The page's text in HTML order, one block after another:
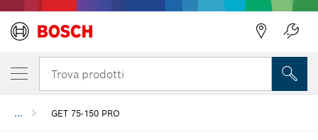
Trova prodotti
... GET 75-150 PRO